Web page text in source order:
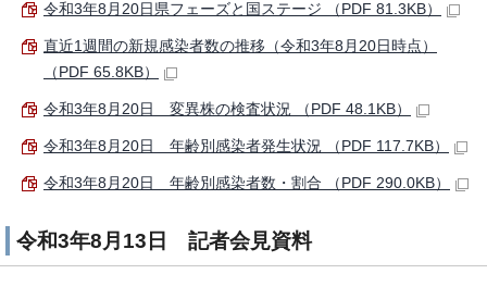
令和3年8月20日県フェーズと国ステージ （PDF 81.3KB）
直近1週間の新規感染者数の推移（令和3年8月20日時点）
（PDF 65.8KB）
令和3年8月20日 変異株の検査状況 （PDF 48.1KB）
令和3年8月20日 年齢別感染者発生状況 （PDF 117.7KB）
令和3年8月20日 年齢別感染者数・割合 （PDF 290.0KB）
令和3年8月13日 記者会見資料